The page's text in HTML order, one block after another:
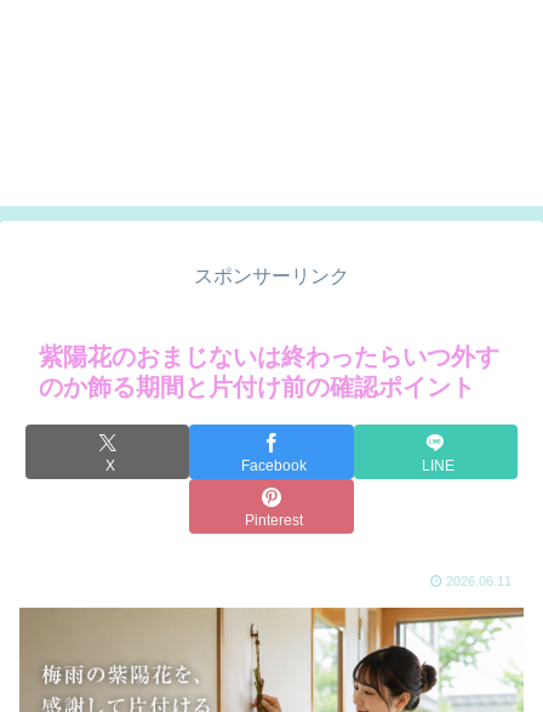
スポンサーリンク
紫陽花のおまじないは終わったらいつ外す
のか飾る期間と片付け前の確認ポイント
X Facebook LINE
Pinterest
2026.06.11